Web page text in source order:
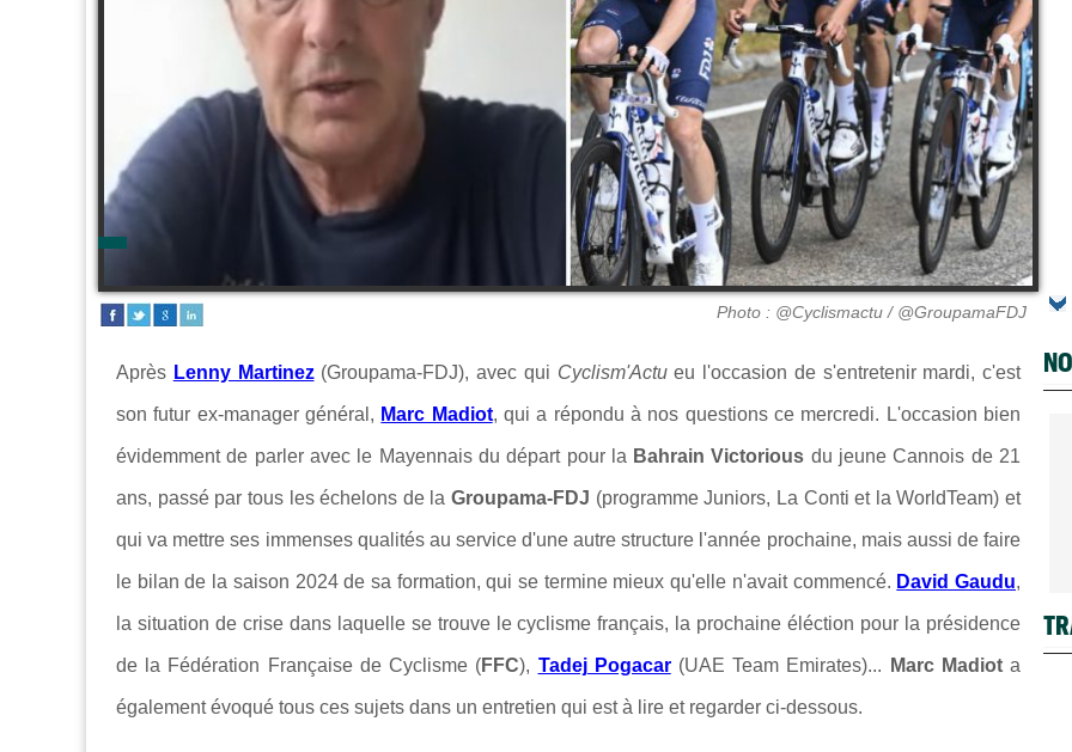
Photo : @Cyclismactu / @GroupamaFDJ
Après Lenny Martinez(Groupama-FDJ), avec qui Cyclism'Actueu l'occasion de s'entretenir mardi, c'est
son futur ex-manager général, Marc Madiot, qui a répondu à nos questions ce mercredi. L'occasion bien
évidemment de parler avec le Mayennais du départ pour la Bahrain Victorious du jeune Cannois de 21
ans, passé par tous les échelons de la Groupama-FDJ (programme Juniors, La Conti et la WorldTeam) et
qui va mettre ses immenses qualités au service d'une autre structure l'année prochaine, mais aussi de faire
le bilan de la saison 2024 de sa formation, qui se termine mieux qu'elle n'avait commencé. David Gaudu,
la situation de crise dans laquelle se trouve le cyclisme français, la prochaine éléction pour la présidence
de la Fédération Française de Cyclisme (FFC), Tadej Pogacar(UAE Team Emirates)... Marc Madiota
également évoqué tous ces sujets dans un entretien qui est à lire et regarder ci-dessous.